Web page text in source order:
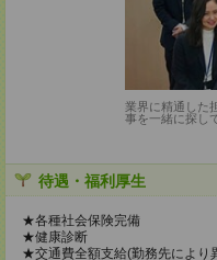
業界に精通した
事を一緒に探し
待遇・福利厚生
★各種社会保険完備
★健康診断
★交通費全額支給(勤務先によ